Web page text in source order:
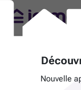
Nouvelle